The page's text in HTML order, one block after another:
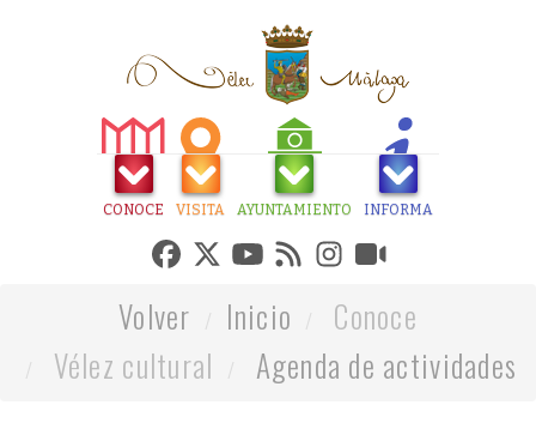
CONOCE VISITA AYUNTAMIENTO INFORMA
Volver Inicio
Conoce
Vélez cultural
Agenda de actividades